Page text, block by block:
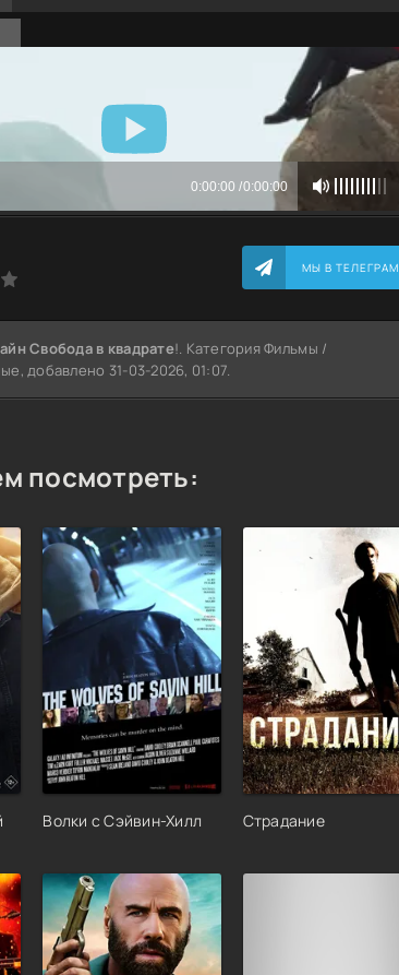
МЫ В ТЕЛЕГРАМ
Свобода в квадрате!. Категория Фильмы /
добавлено 31-03-2026, 01:07.
посмотреть:
Волки с Сэйвин-Хилл Страдание